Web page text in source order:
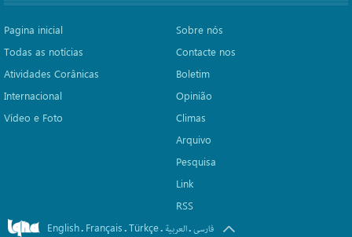
Pagina inicial
Todas as notícias
Atividades Corânicas
Internacional
Vídeo e Foto
Sobre nós
Contacte nos
Boletim
Opinião
Climas
Arquivo
Pesquisa
Link
RSS
English. Français.Türkçe. العربیة.فارسی